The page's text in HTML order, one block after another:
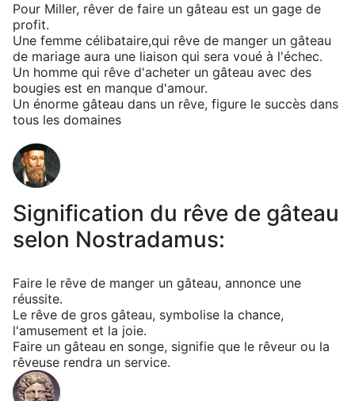
Pour Miller, rêver de faire un gâteau est un gage de
profit.
Une femme célibataire,qui rêve de manger un gâteau
de mariage aura une liaison qui sera voué à l'échec.
Un homme qui rêve d'acheter un gâteau avec des
bougies est en manque d'amour.
Un énorme gâteau dans un rêve, figure le succès dans
tous les domaines
Signification du rêve de gâteau
selon Nostradamus:
Faire le rêve de manger un gâteau, annonce une
réussite.
Le rêve de gros gâteau, symbolise la chance,
l'amusement et la joie.
Faire un gâteau en songe, signifie que le rêveur ou la
rêveuse rendra un service.